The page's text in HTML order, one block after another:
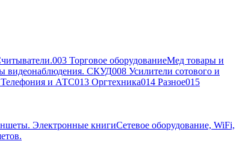
003 Торговое оборудованиеМед товары и
видеонаблюдения. СКУД008 Усилители сотового и
Телефония и АТС013 Оргтехника014 Разное015
Электронные книгиСетевое оборудование, WiFi,